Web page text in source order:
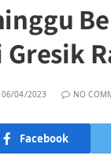
06/04/2023 NO
Facebook